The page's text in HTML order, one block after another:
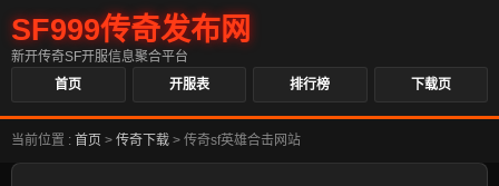
SF999传奇发布网
新开传奇SF开服信息聚合平台
首页
开服表 排行榜 下载页
当前位置 : 首页 > 传奇下载 > 传奇sf英雄合击网站